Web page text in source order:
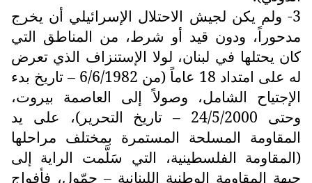
3- ولم يكن لجيش الاحتلال الإسرائيلي أن يخرج
مدحوراً، ودون قيد أو شرط، من المناطق التي
كان يحتلها في لبنان، لولا الإستنزاف الذي تعرض
له على امتداد 18 عاماً (من 6/6/1982 – تاريخ بدء
الإجتياح الشامل، وصولاً إلى العاصمة بيروت،
وحتى 24/5/2000 – تاريخ التحرير)، على يد
المقاومة المسلحة المستمرة بمختلف مراحلها
(المقاومة الفلسطينية، التي سَلَّمت الراية إلى
جبهة المقاومة الوطنية اللبنانية – جمّول، فأفواج